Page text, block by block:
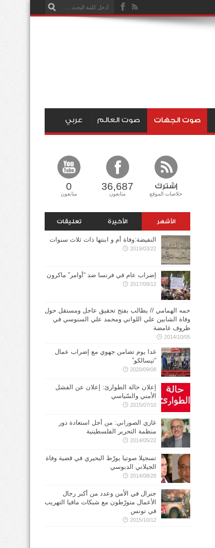
صوت الجهات صوت العالم عربي
إشترك
خلاصات الموقع
36,687
متابعون
0
متابعون
الأشهر الأخيرة تعليقات
النفيضة:وفاة أم و ابنتها ذات ثلاث سنوات
2019/03/22
إضراب عام في فرنسا ضد “أوامر” ماكرون
2017/09/12
حمه الهمامي // يطالب بفتح تحقيق عاجل ومستقل حول
وفاة الشابين علي اللواتي ومحمد علي السنوسي في
ظروف غامضة
2014/10/05
غدا يوم تضامن جهوي مع إضراب عمال
“تيسالكو”
2020/09/08
إعلان حالة الطوارئ: إعلان عن الفشل
الأمني والسّياسي
2015/07/10
غازي الصوراني: من أجل استعادة دور
منظمة التحرير الفلسطينية
2014/05/22
تسجيلا صوتيا يورّط البحيري في قضية وفاة
الجيلاني الدبوسي
2014/08/28
جنرال في الأمن وعدد من أكبر رجال
الأعمال متورّطون مع شبكات مافيا التهريب
في تونس
2015/10/12